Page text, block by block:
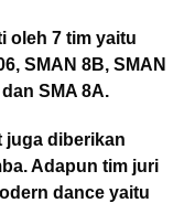
oleh 7 tim yaitu
SMAN 8B, SMAN
SMA 8A.
juga diberikan
Adapun tim juri
dance yaitu